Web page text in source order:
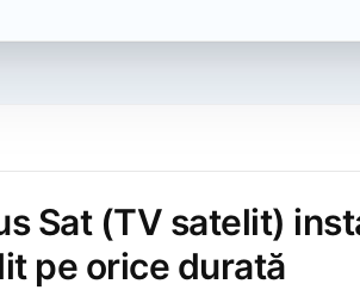
Sat (TV satelit)
pe orice durată